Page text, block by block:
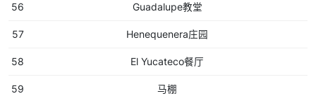
56 Guadalupe教堂
57 Henequenera庄园
58 El Yucateco餐厅
59 马棚